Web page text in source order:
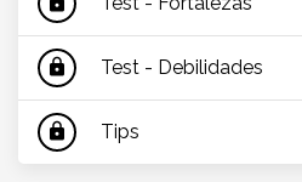
lock Test - Debilidades
lock Tips